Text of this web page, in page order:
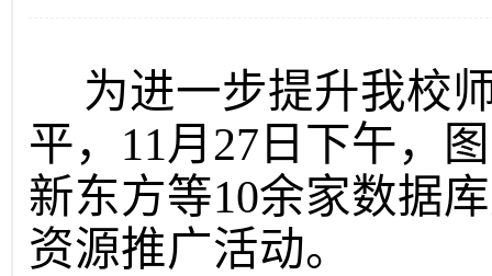
为进一步提升我校
平，11月27日下午，
新东方等10余家数据
资源推广活动。